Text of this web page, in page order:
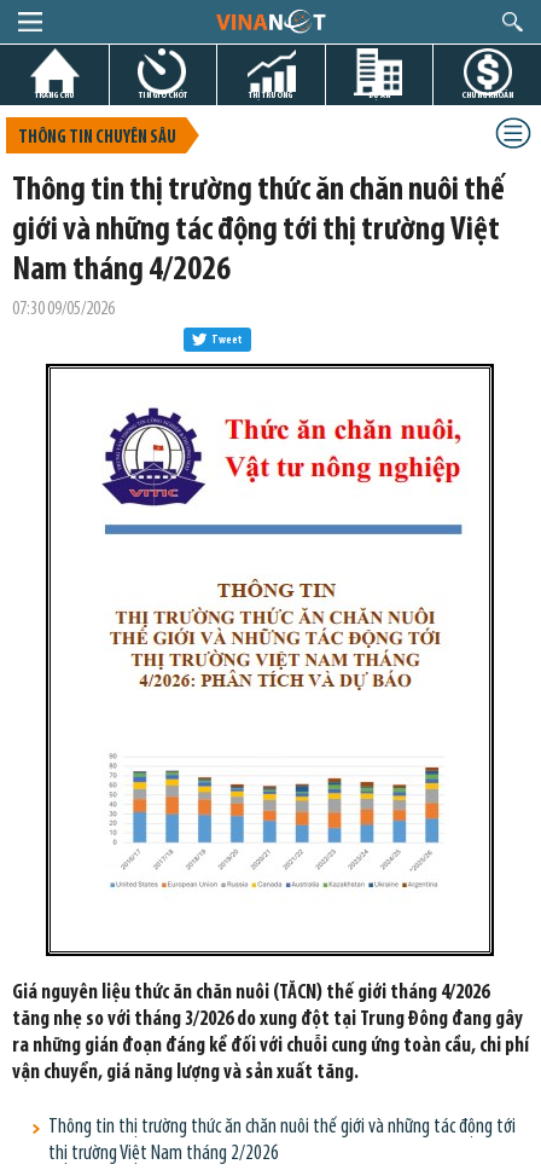
TRANG CHỦ TIN GIỜ CHÓT THỊ TRƯỜNG DỰ ÁN CHỨNG KHOÁN
THÔNG TIN CHUYÊN SÂU
Thông tin thị trường thức ăn chăn nuôi thế
giới và những tác động tới thị trường Việt
Nam tháng 4/2026
07:30 09/05/2026
Tweet
Giá nguyên liệu thức ăn chăn nuôi (TĂCN) thế giới tháng 4/2026
tăng nhẹ so với tháng 3/2026 do xung đột tại Trung Đông đang gây
ra những gián đoạn đáng kể đối với chuỗi cung ứng toàn cầu, chi phí
vận chuyển, giá năng lượng và sản xuất tăng.
Thông tin thị trường thức ăn chăn nuôi thế giới và những tác động tới
thị trường Việt Nam tháng 2/2026